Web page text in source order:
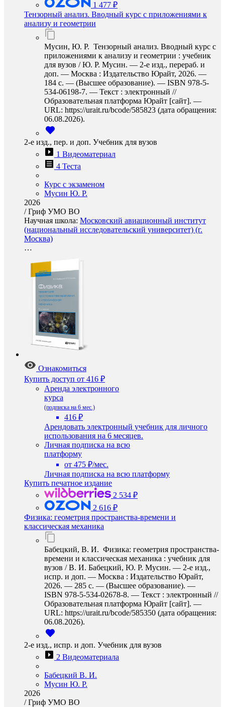
1 477 ₽
Тензорный анализ. Вводный курс с приложениями к
анализу и геометрии
Мусин, Ю. Р. Тензорный анализ. Вводный курс с
приложениями к анализу и геометрии : учебник
для вузов / Ю. Р. Мусин. — 2-е изд., перераб. и
доп. — Москва : Издательство Юрайт, 2026. —
184 с. — (Высшее образование). — ISBN 978-5-
534-06198-7. — Текст : электронный //
Образовательная платформа Юрайт [сайт]. —
URL: https://urait.ru/bcode/585823 (дата обращения:
06.08.2026).
2-е изд., пер. и доп. Учебник для вузов
1 Видеоматериал
4 Теста
Курс с экзаменом
Мусин Ю. Р.
2026
/Гриф УМО ВО
Научная школа: Московский авиационный институт
(национальный исследовательский университет) (г.
Москва)
…
Ознакомиться
Купить доступ от 416 ₽
Аренда электронного
курса
(подписка на 6 мес.)
416 ₽
Арендовать электронный учебник для личного
использования на 6 месяцев.
Личная подписка на всю
платформу
от 475 ₽/мес.
Личная подписка на всю платформу
Купить печатное издание
2 534 ₽
2 616 ₽
Физика: геометрия пространства-времени и
классическая механика
Бабецкий, В. И. Физика: геометрия пространства-
времени и классическая механика : учебник для
вузов / В. И. Бабецкий, Ю. Р. Мусин. — 2-е изд.,
испр. и доп. — Москва : Издательство Юрайт,
2026. — 285 с. — (Высшее образование). —
ISBN 978-5-534-02678-8. — Текст : электронный //
Образовательная платформа Юрайт [сайт]. —
URL: https://urait.ru/bcode/585350 (дата обращения:
06.08.2026).
2-е изд., испр. и доп. Учебник для вузов
2 Видеоматериала
Бабецкий В. И.
Мусин Ю. Р.
2026
/Гриф УМО ВО